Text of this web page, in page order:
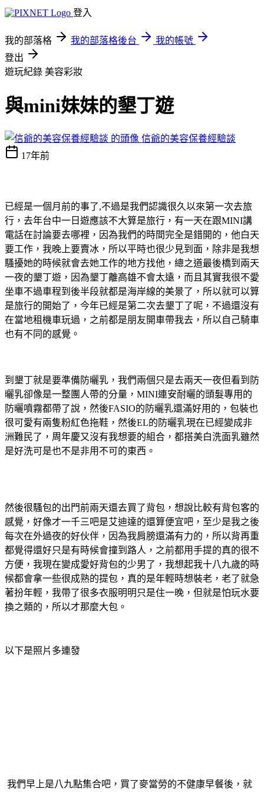
登入
我的部落格 我的部落格後台
我的帳號
登出
遊玩紀錄 美容彩妝
與mini妹妹的墾丁遊
信爺的美容保養經驗談
17年前
已經是一個月前的事了,不過是我們認識很久以來第一次去旅
行，去年台中一日遊應該不大算是旅行，有一天在跟MINI講
電話在討論要去哪裡，因為我們的時間完全是錯開的，他白天
要工作，我晚上要賣冰，所以平時也很少見到面，除非是我想
騷擾她的時候就會去她工作的地方找他，總之道最後橋到兩天
一夜的墾丁遊，因為墾丁離高雄不會太遠，而且其實我很不愛
坐車不過車程到後半段就都是海岸線的美景了，所以就可以算
是旅行的開始了，今年已經是第二次去墾丁了呢，不過還沒有
在當地租機車玩過，之前都是朋友開車帶我去，所以自己騎車
也有不同的感覺。
到墾丁就是要準備防曬乳，我們兩個只是去兩天一夜但看到防
曬乳卻像是一整團人帶的分量，MINI連安耐曬的頭髮專用的
防曬噴霧都帶了說，然後FASIO的防曬乳還滿好用的，包裝也
很可愛有兩隻粉紅色拖鞋，然後EL的防曬乳現在已經變成非
洲難民了，周年慶又沒有我想要的組合，都搭美白洗面乳雖然
是好洗可是也不是非用不可的東西。
然後很騷包的出門前兩天還去買了背包，想說比較有背包客的
感覺，好像才一千三吧是艾迪達的還算便宜吧，至少是我之後
每次在外過夜的好伙伴，因為我肩膀還滿有力的，所以背再重
都覺得還好只是有時候會撞到路人，之前都用手提的真的很不
方便，我現在變成愛好背包的少男了，我想起我十八九歲的時
候都會拿一些很成熟的提包，真的是年輕時想裝老，老了就急
著扮年輕，我帶了很多衣服明明只是住一晚，但就是怕玩水要
換之類的，所以才那麼大包。
以下是照片多連發
我們早上是八九點集合吧，買了麥當勞的不健康早餐後，就